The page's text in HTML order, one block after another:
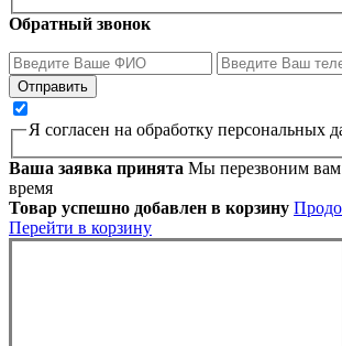
Обратный звонок
Я согласен на обработку персональных
Ваша заявка принята Мы перезвоним
время
Товар успешно добавлен в корзину
Перейти в корзину